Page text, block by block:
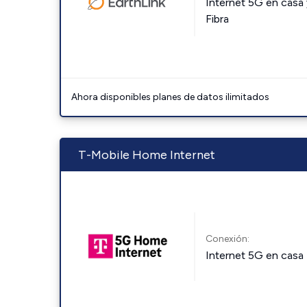
Fibra
Ahora disponibles planes de datos ilimitados
T-Mobile Home Internet
Conexión:
Internet 5G en casa